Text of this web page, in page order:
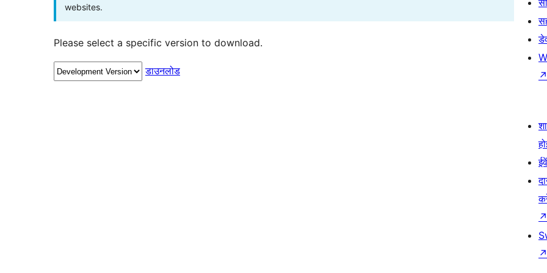
websites.
Please select a specific version to download.
डाउनलोड
↗
↗
↗